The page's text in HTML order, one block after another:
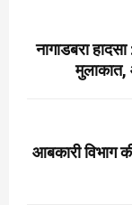
नागाडबरा
मुलाकात,
आबकारी विभाग